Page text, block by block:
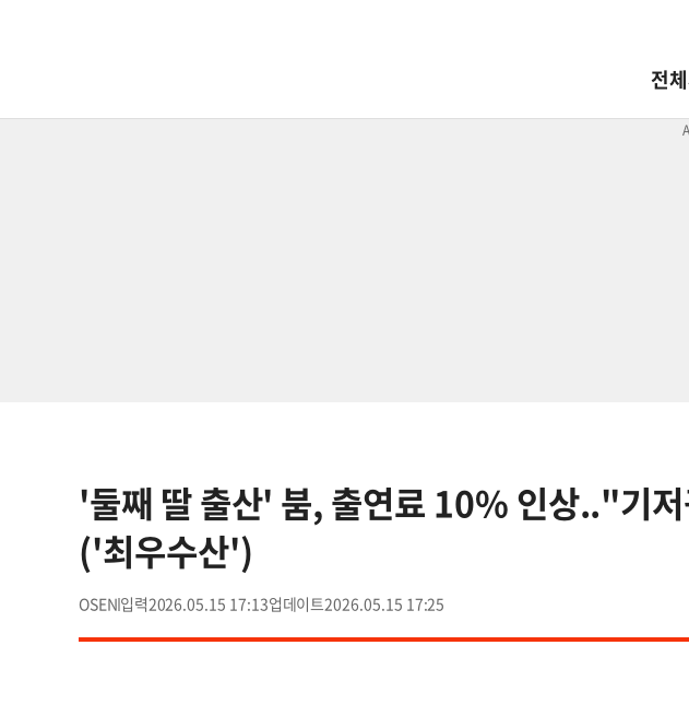
전체
'둘째 딸 출산' 붐, 출연료 10% 인상.."기
('최우수산')
OSEN 2026.05.15 17:13 2026.05.15 17:25